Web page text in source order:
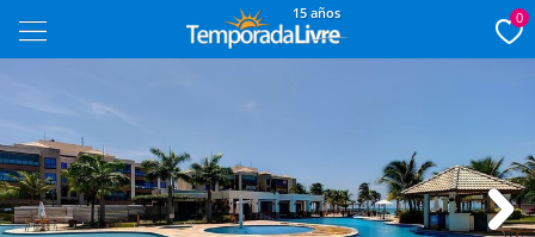
15 años 0